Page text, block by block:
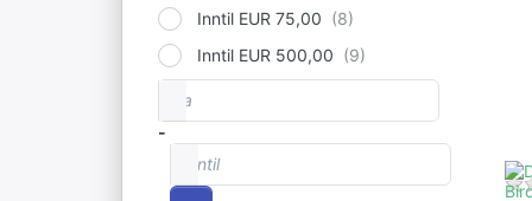
Inntil EUR 75,00
Inntil EUR 500,00
Prisintervall
-